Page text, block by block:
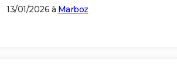
13/01/2026 à Marboz